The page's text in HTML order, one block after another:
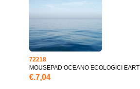
72218
MOUSEPAD OCEANO ECOLOGICI EART
€.7,04